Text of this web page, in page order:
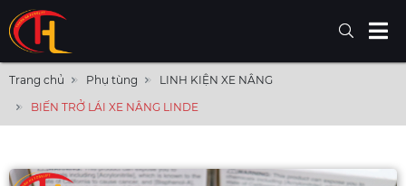
Trang chủ Phụ tùng
LINH KIỆN XE NÂNG
BIẾN TRỞ LÁI XE NÂNG LINDE